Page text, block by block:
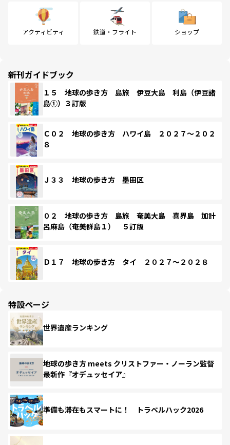
アクティビティ 鉄道・フライト ショップ
新刊ガイドブック
１５ 地球の歩き方 島旅 伊豆大島 利島（伊豆諸
島①）３訂版
Ｃ０２ 地球の歩き方 ハワイ島 ２０２７～２０２
８
Ｊ３３ 地球の歩き方 墨田区
０２ 地球の歩き方 島旅 奄美大島 喜界島 加計
呂麻島（奄美群島１） ５訂版
Ｄ１７ 地球の歩き方 タイ ２０２７～２０２８
特設ページ
世界遺産ランキング
地球の歩き方 meets クリストファー・ノーラン監督
最新作『オデュッセイア』
準備も滞在もスマートに！ トラベルハック2026